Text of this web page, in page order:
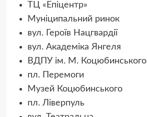
ТЦ «Епіцентр»
Муніципальний ринок
вул. Героїв Нацгвардії
вул. Академіка Янгеля
ВДПУ ім. М. Коцюбинського
пл. Перемоги
Музей Коцюбинського
пл. Ліверпуль